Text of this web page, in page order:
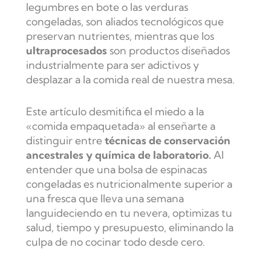
legumbres en bote o las verduras
congeladas, son aliados tecnológicos que
preservan nutrientes, mientras que los
ultraprocesadosson productos diseñados
industrialmente para ser adictivos y
desplazar a la comida real de nuestra mesa.
Este artículo desmitifica el miedo a la
«comida empaquetada» al enseñarte a
distinguir entretécnicas de conservación
ancestrales y química de laboratorio. Al
entender que una bolsa de espinacas
congeladas es nutricionalmente superior a
una fresca que lleva una semana
languideciendo en tu nevera, optimizas tu
salud, tiempo y presupuesto, eliminando la
culpa de no cocinar todo desde cero.